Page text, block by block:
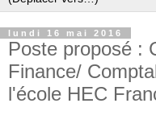
lundi 16 mai 2016
Poste proposé :
Finance/
l'école HEC